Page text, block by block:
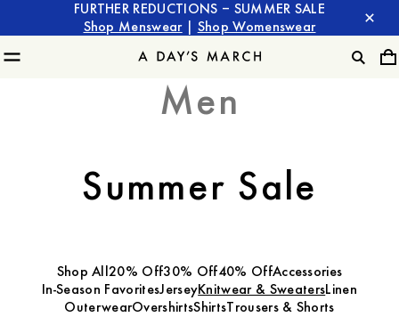
FURTHER REDUCTIONS – SUMMER SALE
Shop Menswear| Shop Womenswear
Men
Summer Sale
Shop All20% Off30% Off40% OffAccessories
In-Season FavoritesJerseyKnitwear & SweatersLinen
OuterwearOvershirtsShirtsTrousers & Shorts